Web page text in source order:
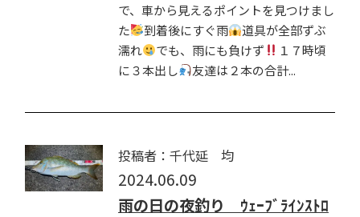
で、車から見えるポイントを見つけまし
た
到着後にすぐ雨
道具が全部ずぶ
濡れ
でも、雨にも負けず
１７時頃
に３本出し
友達は２本の合計...
投稿者：千代延 均
2024.06.09
雨の日の夜釣り ｳｪｰﾌﾞﾗｲﾝｽﾄﾛ